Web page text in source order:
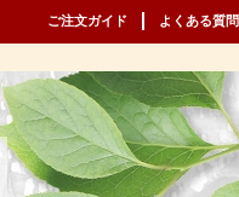
ご注文ガイド よくある質問